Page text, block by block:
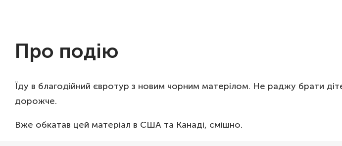
Про подію
Їду в благодійний євротур з новим чорним матерілом. Не раджу брати
дорожче.
Вже обкатав цей матеріал в США та Канаді, смішно.